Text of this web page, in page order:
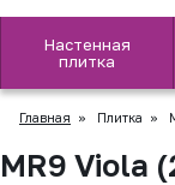
Настенная
плитка
Главная » Плитка »
MR9 Viola